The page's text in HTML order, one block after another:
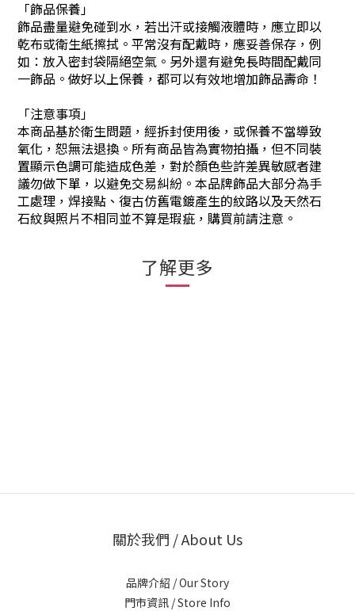
「飾品保養」
飾品盡量避免碰到水，若出汗或接觸液體時，應立即以
乾布或衛生紙擦拭。平常沒有配戴時，應妥善保存，例
如：放入密封袋隔絕空氣。另外還有避免長時間配戴同
一飾品。做好以上保養，都可以有效地增加飾品壽命！
「注意事項」
本商品基於衛生問題，經拆封使用後，或保養不當導致
氧化，恕無法退換。所有商品皆為實物拍攝，但不同裝
置顯示色調可能造成色差，對於顏色些許差異敏感者建
議勿做下單，以避免交易糾紛。本品牌飾品大部分為手
工處理，焊接點、復古仿舊電鍍產生的紋路以及天然石
石紋與照片不相同並不算是瑕疵，購買前請注意。
了解更多
關於我們 / About Us
品牌介紹 / Our Story
門市資訊 / Store Info